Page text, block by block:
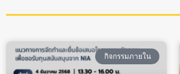
กิจกรรมภายใน